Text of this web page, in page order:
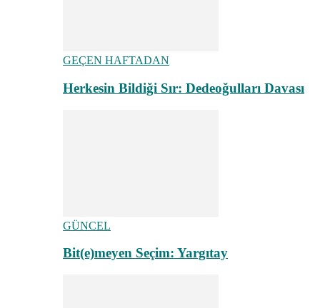
GEÇEN HAFTADAN
Herkesin Bildiği Sır: Dedeoğulları Davası
GÜNCEL
Bit(e)meyen Seçim: Yargıtay